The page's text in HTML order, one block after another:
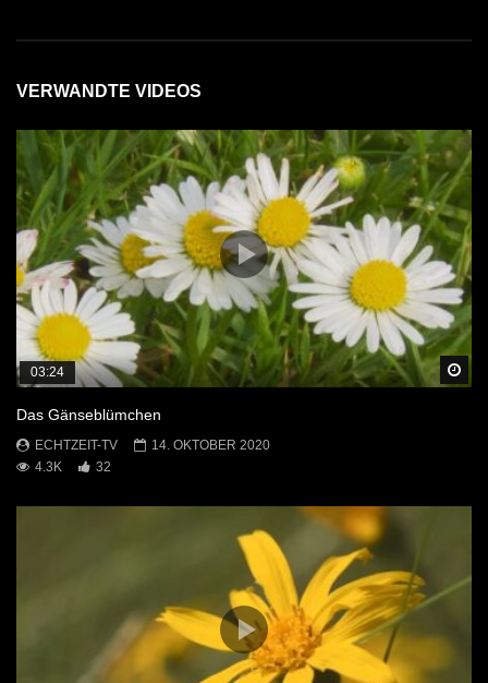
VERWANDTE VIDEOS
03:24
Das Gänseblümchen
ECHTZEIT-TV
14. OKTOBER 2020
4.3K
32